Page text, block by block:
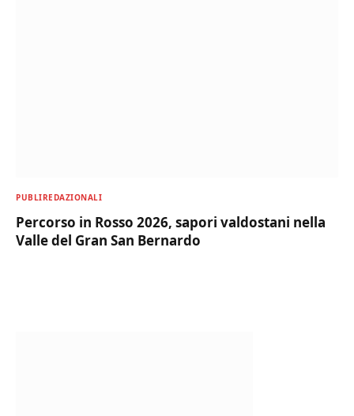
PUBLIREDAZIONALI
Percorso in Rosso 2026, sapori valdostani nella
Valle del Gran San Bernardo